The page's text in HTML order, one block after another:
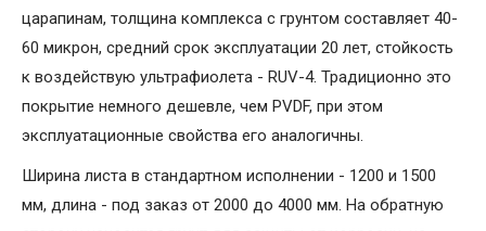
царапинам, толщина комплекса с грунтом составляет 40-
60 микрон, средний срок эксплуатации 20 лет, стойкость
к воздействую ультрафиолета - RUV-4. Традиционно это
покрытие немного дешевле, чем PVDF, при этом
эксплуатационные свойства его аналогичны.
Ширина листа в стандартном исполнении - 1200 и 1500
мм, длина - под заказ от 2000 до 4000 мм. На обратную